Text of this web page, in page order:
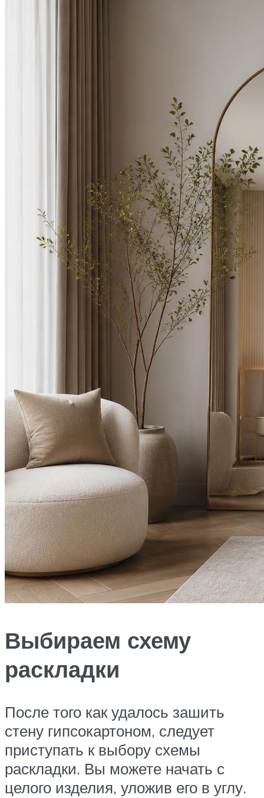
Выбираем схему
раскладки
После того как удалось зашить
стену гипсокартоном, следует
приступать к выбору схемы
раскладки. Вы можете начать с
целого изделия, уложив его в углу.